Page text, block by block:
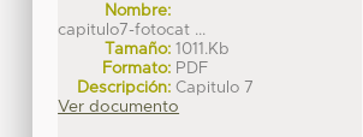
Nombre:
capitulo7-fotocat ...
Tamaño: 1011.Kb
Formato: PDF
Descripción: Capitulo 7
Ver documento